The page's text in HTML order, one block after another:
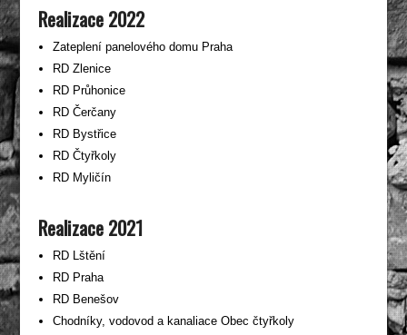
Realizace 2022
Zateplení panelového domu Praha
RD Zlenice
RD Průhonice
RD Čerčany
RD Bystřice
RD Čtyřkoly
RD Myličín
Realizace 2021
RD Lštění
RD Praha
RD Benešov
Chodníky, vodovod a kanaliace Obec čtyřkoly